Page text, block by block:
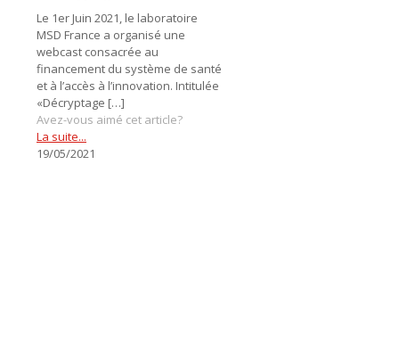
Le 1er Juin 2021, le laboratoire
MSD France a organisé une
webcast consacrée au
financement du système de santé
et à l’accès à l’innovation. Intitulée
«Décryptage […]
Avez-vous aimé cet article?
La suite...
19/05/2021